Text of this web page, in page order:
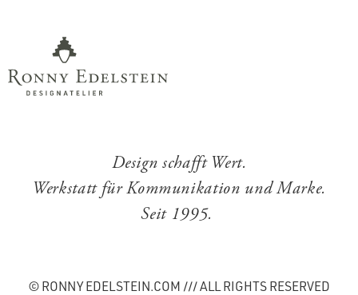
Design schafft Wert.
Werkstatt für Kommunikation und Marke.
Seit 1995.
© RONNY EDELSTEIN.COM /// ALL RIGHTS RESERVED